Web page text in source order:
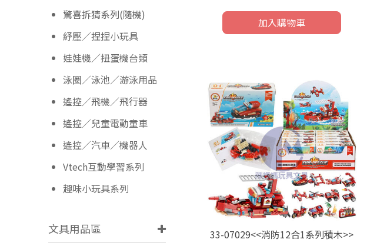
驚喜拆猜系列(隨機)
紓壓／捏捏小玩具
娃娃機／扭蛋機台類
泳圈／泳池／游泳用品
遙控／飛機／飛行器
遙控／兒童電動童車
遙控／汽車／機器人
Vtech互動學習系列
趣味小玩具系列
文具用品區
加入購物車
33-07029<<消防12合1系列積木>>